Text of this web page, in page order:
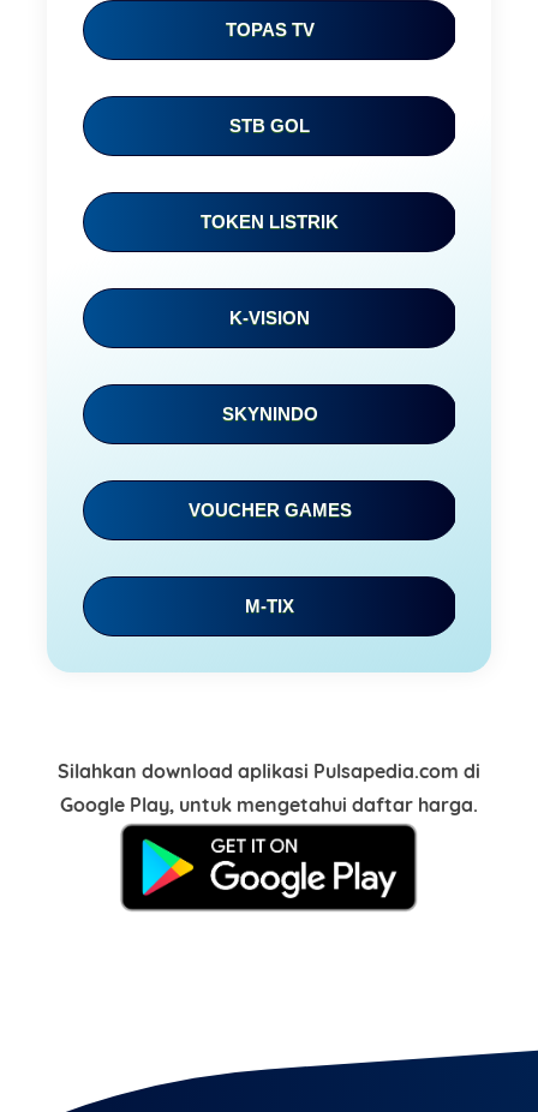
TOPAS TV
STB GOL
TOKEN LISTRIK
K-VISION
SKYNINDO
VOUCHER GAMES
M-TIX
Silahkan download aplikasi Pulsapedia.com di
Google Play, untuk mengetahui daftar harga.
Item Choices
Comment
This order requires the WhatsApp application.